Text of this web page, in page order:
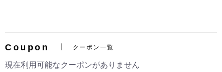
お買い物を続ける カートへ進む
Coupon クーポン一覧
現在利用可能なクーポンがありません